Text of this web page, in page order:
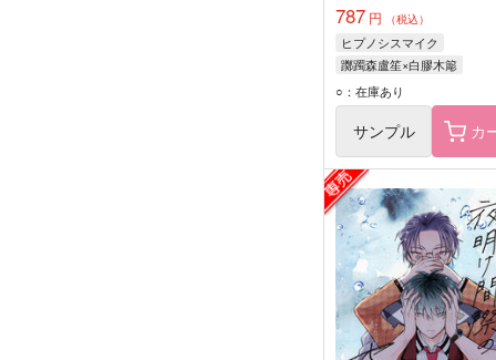
787 円 （税込）
ヒプノシスマイク
躑躅森盧笙×白膠木簓
躑躅森盧笙
○：在庫あり
サンプル カ